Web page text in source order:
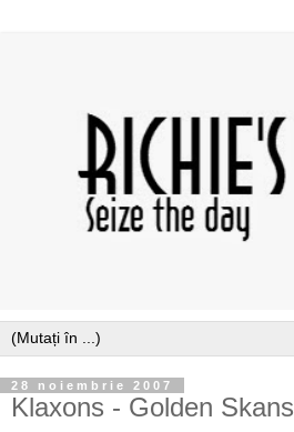
28 noiembrie 2007
Klaxons - Golden Skans